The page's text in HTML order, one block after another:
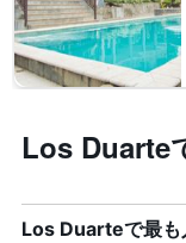
Los Duarte
Los Duarteで最も